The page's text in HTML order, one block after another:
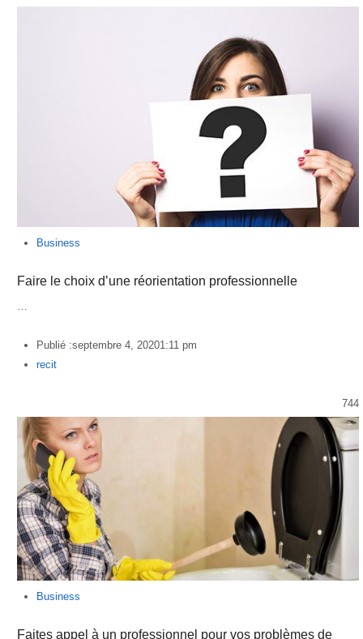
Business
Faire le choix d’une réorientation professionnelle
…
Publié :septembre 4, 20201:11 pm
Author
recit
744
Business
Faites appel à un professionnel pour vos problèmes de